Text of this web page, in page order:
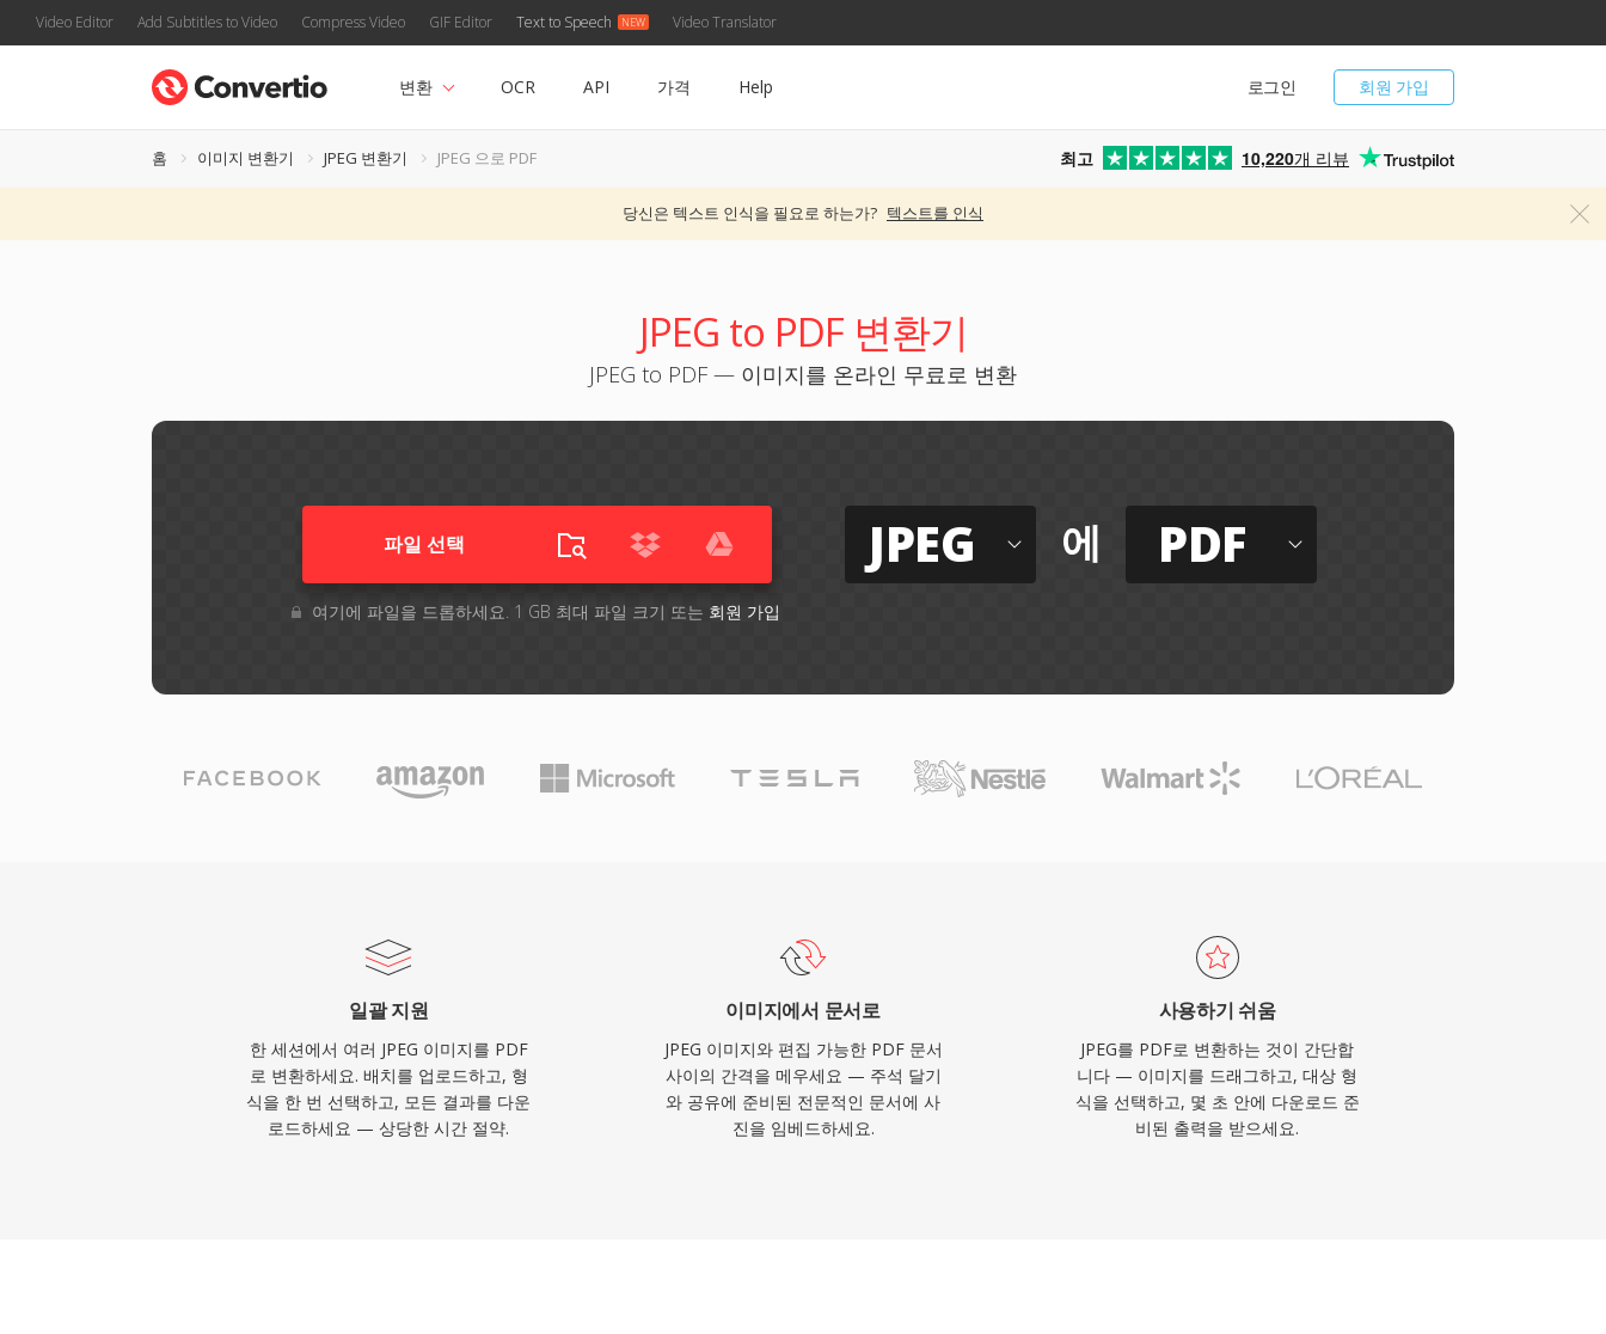
Video Editor Add Subtitles to Video Compress Video GIF Editor Text to Speech Video Translator
회원 가입
로그인
변환 OCR API 가격 Help
홈 이미지 변환기 JPEG 변환기 JPEG 으로 PDF 최고 10,220개 리뷰
당신은 텍스트 인식을 필요로 하는가? 텍스트를 인식
JPEG to PDF 변환기
JPEG to PDF — 이미지를 온라인 무료로 변환
파일 선택
여기에 파일을 드롭하세요. 1 GB 최대 파일 크기 또는 회원 가입
JPEG 에 PDF
일괄 지원
한 세션에서 여러 JPEG 이미지를 PDF
로 변환하세요. 배치를 업로드하고, 형
식을 한 번 선택하고, 모든 결과를 다운
로드하세요 — 상당한 시간 절약.
이미지에서 문서로
JPEG 이미지와 편집 가능한 PDF 문서
사이의 간격을 메우세요 — 주석 달기
와 공유에 준비된 전문적인 문서에 사
진을 임베드하세요.
사용하기 쉬움
JPEG를 PDF로 변환하는 것이 간단합
니다 — 이미지를 드래그하고, 대상 형
식을 선택하고, 몇 초 안에 다운로드 준
비된 출력을 받으세요.